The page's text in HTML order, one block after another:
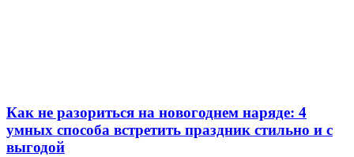
Как не разориться на новогоднем наряде: 4
умных способа встретить праздник стильно и с
выгодой